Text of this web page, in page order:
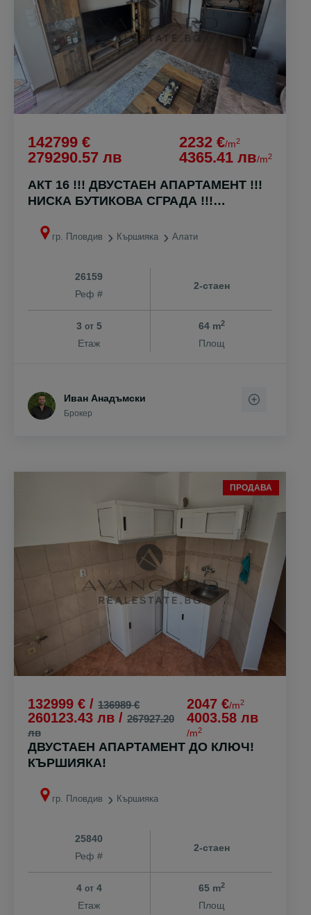
142799 €
279290.57 лв
2232 €/m2
4365.41 лв/m2
АКТ 16 !!! ДВУСТАЕН АПАРТАМЕНТ !!!
НИСКА БУТИКОВА СГРАДА !!!
гр. Пловдив Кършияка Алати
26159
Реф #
2-стаен
3 от5
Етаж
64 m2
Площ
Иван Анадъмски
Брокер
ПРОДАВА
132999 € / 136989 €
260123.43 лв / 267927.20
лв
2047 €/m2
4003.58 лв
/m2
ДВУСТАЕН АПАРТАМЕНТ ДО КЛЮЧ!
КЪРШИЯКА!
гр. Пловдив Кършияка
25840
Реф #
2-стаен
4 от4
Етаж
65 m2
Площ